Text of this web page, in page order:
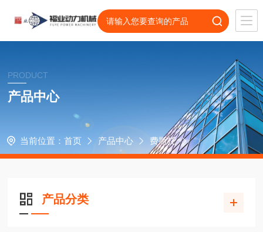
PRODUCT
产品中心
当前位置： 首页 产品中心 费斯托
产品分类